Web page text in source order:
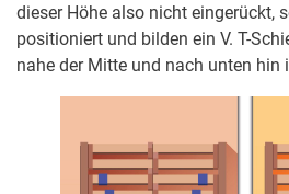
dieser Höhe also nicht eingerückt,
positioniert und bilden ein V. T-
nahe der Mitte und nach unten hin